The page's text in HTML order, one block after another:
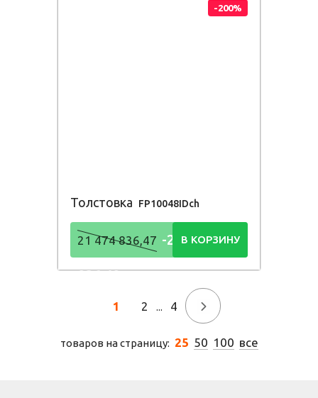
-200%
Толстовка FP10048IDch
21 474 836,47 -21 474
836,48Р
В КОРЗИНУ
1 2 ... 4 →
товаров на страницу: 25 50 100 все